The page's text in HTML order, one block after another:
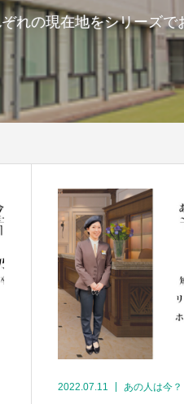
れの現在地をシリーズで
2022.07.11 あの人は今？